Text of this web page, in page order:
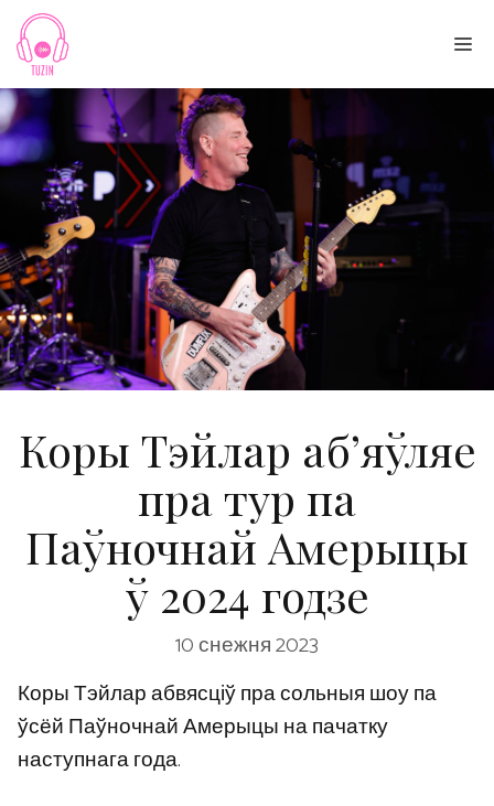
Skip
content
Коры Тэйлар аб’яўляе
пра тур па
Паўночнай Амерыцы
ў 2024 годзе
10 снежня 2023
Коры Тэйлар абвясціў пра сольныя шоу па
ўсёй Паўночнай Амерыцы на пачатку
наступнага года.